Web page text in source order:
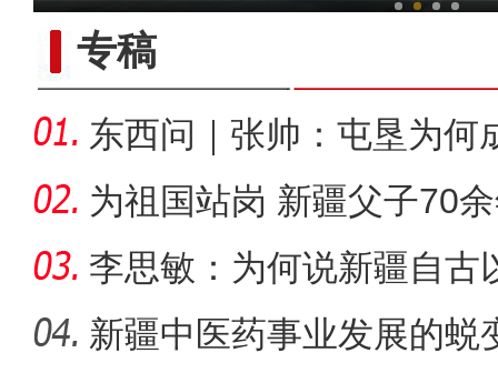
专稿
东西问｜张帅：屯垦为何
千年良
为祖国站岗 新疆父子70
李思敏：为何说新疆自古
可分割
新疆中医药事业发展的蜕